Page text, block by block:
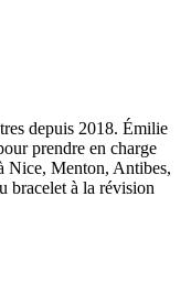
depuis 2018. Émilie
prendre en charge
Nice, Menton, Antibes,
bracelet à la révision